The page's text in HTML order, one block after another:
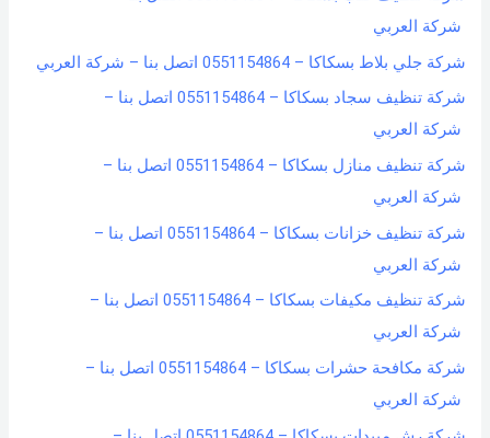
شركة العربي
شركة جلي بلاط بسكاكا – 0551154864 اتصل بنا – شركة العربي
شركة تنظيف سجاد بسكاكا – 0551154864 اتصل بنا –
شركة العربي
شركة تنظيف منازل بسكاكا – 0551154864 اتصل بنا –
شركة العربي
شركة تنظيف خزانات بسكاكا – 0551154864 اتصل بنا –
شركة العربي
شركة تنظيف مكيفات بسكاكا – 0551154864 اتصل بنا –
شركة العربي
شركة مكافحة حشرات بسكاكا – 0551154864 اتصل بنا –
شركة العربي